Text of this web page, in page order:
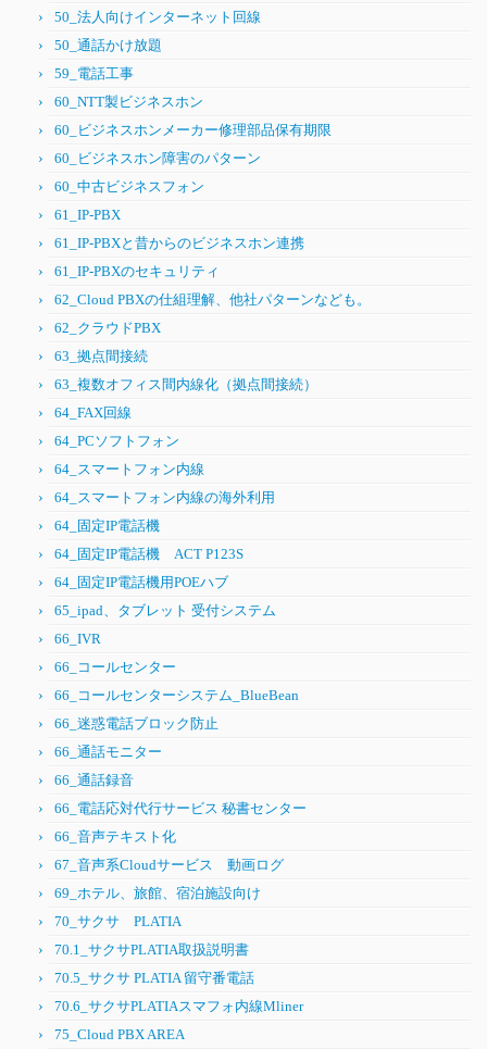
50_法人向けインターネット回線
50_通話かけ放題
59_電話工事
60_NTT製ビジネスホン
60_ビジネスホンメーカー修理部品保有期限
60_ビジネスホン障害のパターン
60_中古ビジネスフォン
61_IP-PBX
61_IP-PBXと昔からのビジネスホン連携
61_IP-PBXのセキュリティ
62_Cloud PBXの仕組理解、他社パターンなども。
62_クラウドPBX
63_拠点間接続
63_複数オフィス間内線化（拠点間接続）
64_FAX回線
64_PCソフトフォン
64_スマートフォン内線
64_スマートフォン内線の海外利用
64_固定IP電話機
64_固定IP電話機 ACT P123S
64_固定IP電話機用POEハブ
65_ipad、タブレット 受付システム
66_IVR
66_コールセンター
66_コールセンターシステム_BlueBean
66_迷惑電話ブロック防止
66_通話モニター
66_通話録音
66_電話応対代行サービス 秘書センター
66_音声テキスト化
67_音声系Cloudサービス 動画ログ
69_ホテル、旅館、宿泊施設向け
70_サクサ PLATIA
70.1_サクサPLATIA取扱説明書
70.5_サクサ PLATIA 留守番電話
70.6_サクサPLATIAスマフォ内線Mliner
75_Cloud PBX AREA